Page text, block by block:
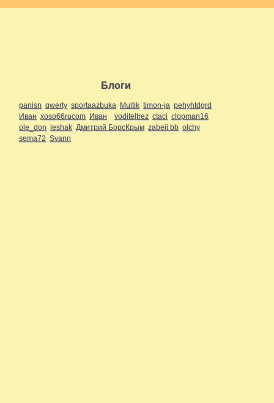
Блоги
panisn qwerty sportaazbuka Multik timon-ja pehyhtdgrd
Иван xoso66rucom Иван voditeltrez ctaci clopman16
ole_don leshak Дмитрий БорсКрым zabeii bb olchy
sema72 Svann